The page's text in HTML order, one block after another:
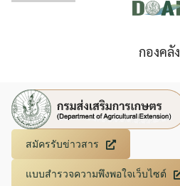
กองคลัง
สมัครรับข่าวสาร
แบบสำรวจความพึงพอใจเว็บไซต์